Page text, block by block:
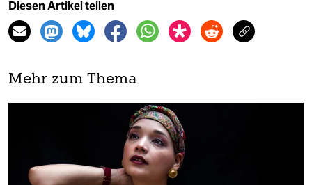
Diesen Artikel teilen
Mehr zum Thema